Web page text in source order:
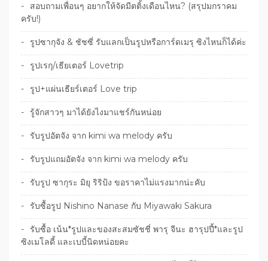
สอบถามเพื่อนๆ อยากให้จัดมีตติ้งเดือนไหน? (สรุปมกราคม
ครับ!)
รูปซากุจัง & ชัชซี่ รับแลกเป็นรูปหรือการ์ดเมรุ ซิงไหนก็ได้ค่ะ
รูปเรกุ/เธียเตอร์ Lovetrip
รูป+แผ่นเธียร์เตอร์ Love trip
รู้จักสาวๆ มาได้ยังไงมาแชร์กันหน่อย
รับรูปอัตจัง จาก kimi wa melody ครับ
รับรูปแถมอัตจัง จาก kimi wa melody ครับ
รับรูป ซากุระ มิยุ ริริป้ง ขอราคาไม่แรงมากน่ะคับ
รับซื้อรูป Nishino Nanase กับ Miyawaki Sakura
รับซื้อ เน้น*รูปและของสะสมซัชชี่ พารุ จีนะ ฮารุปปี้*และรูป
ซิงเมโลดี้ และเบบี้นิดหน่อยคะ